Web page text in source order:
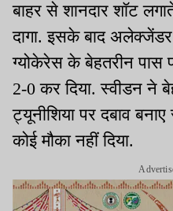
बाहर से शानदार शॉट
दागा. इसके बाद
ग्योकेरेस के बेहतरीन पास
2-0 कर दिया. स्वीडन ने
ट्यूनीशिया पर दबाव
कोई मौका नहीं दिया.